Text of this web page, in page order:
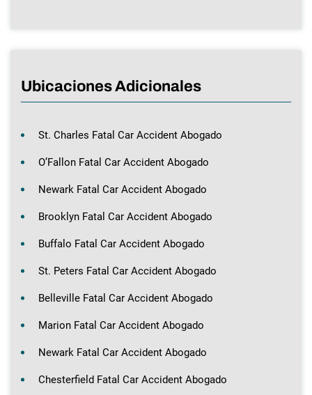
Ubicaciones Adicionales
St. Charles Fatal Car Accident Abogado
O’Fallon Fatal Car Accident Abogado
Newark Fatal Car Accident Abogado
Brooklyn Fatal Car Accident Abogado
Buffalo Fatal Car Accident Abogado
St. Peters Fatal Car Accident Abogado
Belleville Fatal Car Accident Abogado
Marion Fatal Car Accident Abogado
Newark Fatal Car Accident Abogado
Chesterfield Fatal Car Accident Abogado